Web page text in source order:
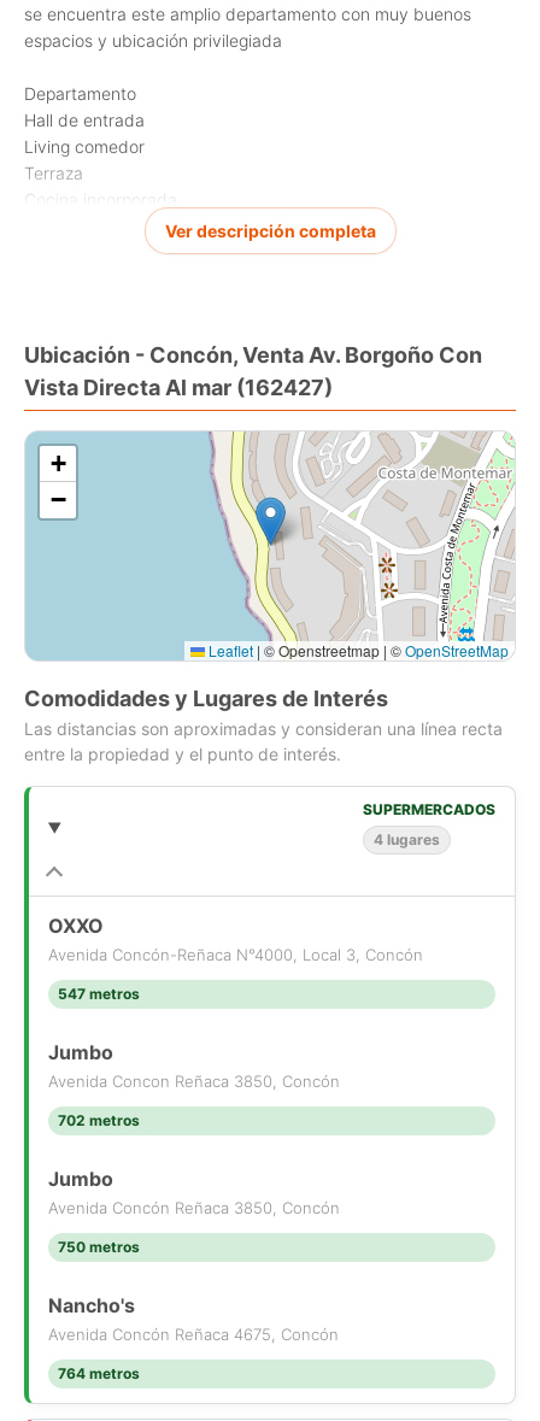
se encuentra este amplio departamento con muy buenos
espacios y ubicación privilegiada
Departamento
Hall de entrada
Living comedor
Terraza
Cocina incorporada
Pieza de servicio con baño
Dos estacionamiento independientes en primer nivel
Bodega
Edificio
Accesos controlados
Piscina exterior
Ver descripción completa
Ubicación - Concón, Venta Av. Borgoño Con
Vista Directa Al mar (162427)
+
−
Leaflet | © Openstreetmap | ©OpenStreetMap
Comodidades y Lugares de Interés
Las distancias son aproximadas y consideran una línea recta
entre la propiedad y el punto de interés.
SUPERMERCADOS
4 lugares
OXXO
Avenida Concón-Reñaca N°4000, Local 3, Concón
547 metros
Jumbo
Avenida Concon Reñaca 3850, Concón
702 metros
Jumbo
Avenida Concón Reñaca 3850, Concón
750 metros
Nancho's
Avenida Concón Reñaca 4675, Concón
764 metros